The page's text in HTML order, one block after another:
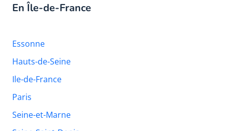
En Île-de-France
Essonne
Hauts-de-Seine
Ile-de-France
Paris
Seine-et-Marne